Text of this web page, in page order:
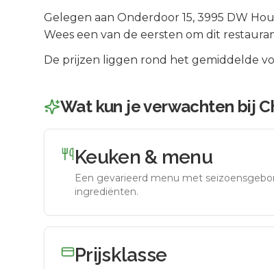
Gelegen aan Onderdoor 15, 3995 DW
Wees een van de eersten om dit
De prijzen liggen rond het gemiddelde
Wat kun je verwachten bij
Keuken & menu
Een gevarieerd menu met
ingrediënten.
Prijsklasse